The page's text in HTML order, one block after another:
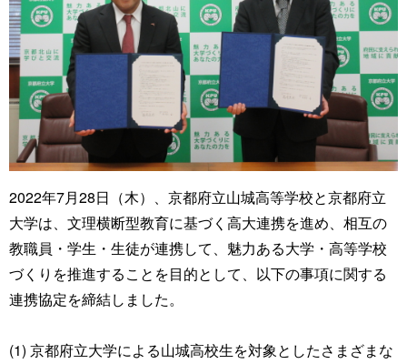
2022年7月28日（木）、京都府立山城高等学校と京都府立
大学は、文理横断型教育に基づく高大連携を進め、相互の
教職員・学生・生徒が連携して、魅力ある大学・高等学校
づくりを推進することを目的として、以下の事項に関する
連携協定を締結しました。
(1) 京都府立大学による山城高校生を対象としたさまざまな